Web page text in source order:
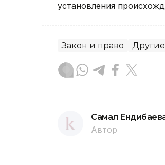
установления
Закон и право
Самал
Автор